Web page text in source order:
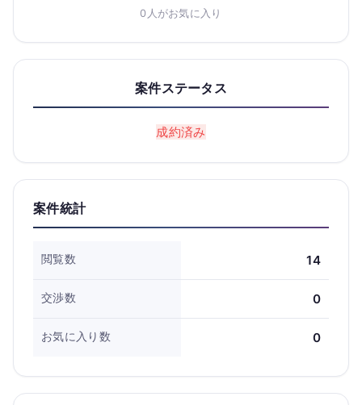
0人がお気に入り
案件ステータス
成約済み
案件統計
閲覧数 14
交渉数 0
お気に入り数 0